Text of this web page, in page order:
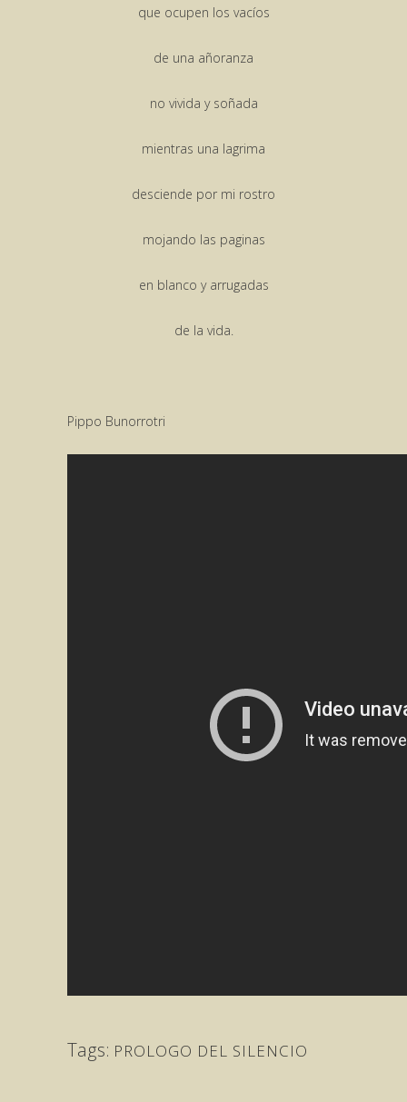
que ocupen los vacíos
de una añoranza
no vivida y soñada
mientras una lagrima
desciende por mi rostro
mojando las paginas
en blanco y arrugadas
de la vida.
Pippo Bunorrotri
Tags: PROLOGO DEL SILENCIO